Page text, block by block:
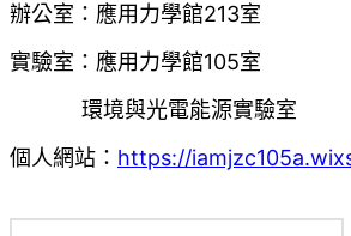
辦公室：應用力學館213室
實驗室：應用力學館105室
環境與光電能源實驗室
個人網站： https://